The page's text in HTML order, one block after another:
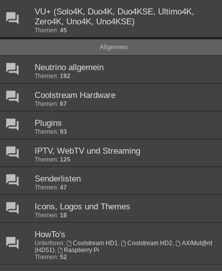
VU+ (Solo4K, Duo4K, Duo4KSE, Ultimo4K,
Zero4K, Uno4K, Uno4KSE)
Themen: 45
Allgemein
Neutrino allgemein
Themen: 192
Coolstream Hardware
Themen: 67
Plugins
Themen: 93
IPTV, WebTV und Streaming
Themen: 125
Senderlisten
Themen: 47
Icons, Logos und Themes
Themen: 18
HowTo's
Unterforen: Coolstream HD1, Coolstream HD2,
AX/Mut@nt
(HD51),
Raspberry Pi
Themen: 52